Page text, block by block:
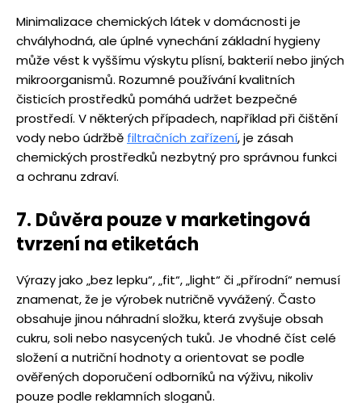
Minimalizace chemických látek v domácnosti je
chvályhodná, ale úplné vynechání základní hygieny
může vést k vyššímu výskytu plísní, bakterií nebo jiných
mikroorganismů. Rozumné používání kvalitních
čisticích prostředků pomáhá udržet bezpečné
prostředí. V některých případech, například při čištění
vody nebo údržbě filtračních zařízení, je zásah
chemických prostředků nezbytný pro správnou funkci
a ochranu zdraví.
7. Důvěra pouze v marketingová
tvrzení na etiketách
Výrazy jako „bez lepku“, „fit“, „light“ či „přírodní“ nemusí
znamenat, že je výrobek nutričně vyvážený. Často
obsahuje jinou náhradní složku, která zvyšuje obsah
cukru, soli nebo nasycených tuků. Je vhodné číst celé
složení a nutriční hodnoty a orientovat se podle
ověřených doporučení odborníků na výživu, nikoliv
pouze podle reklamních sloganů.